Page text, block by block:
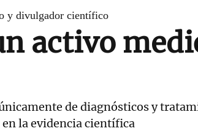
y divulgador científico
activo
de diagnósticos y
la evidencia científica